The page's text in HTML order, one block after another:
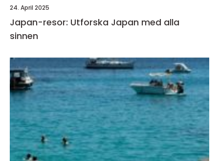
24. April 2025
Japan-resor: Utforska Japan med alla
sinnen